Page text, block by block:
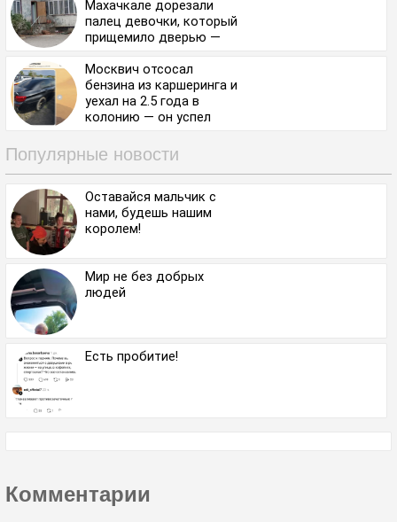
Махачкале дорезали
палец девочки, который
прищемило дверью —
оторвало полностью
Москвич отсосал
бензина из каршеринга и
уехал на 2.5 года в
колонию — он успел
Популярные новости
Оставайся мальчик с
нами, будешь нашим
королем!
Мир не без добрых
людей
Есть пробитие!
Комментарии